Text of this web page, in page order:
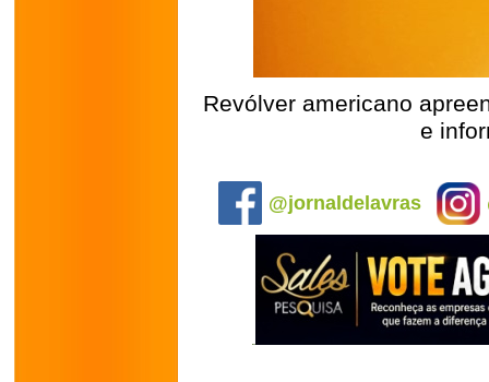
Revólver americano
e
@jornaldelavras